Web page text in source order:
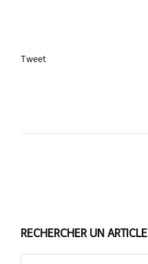
Tweet
RECHERCHER UN ARTICLE